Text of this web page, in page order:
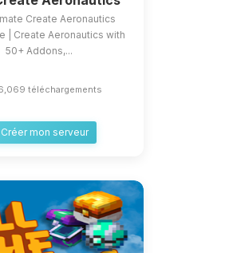
Create Aeronautics
| Create Aeronautics with
50+ Addons,...
téléchargements
mon serveur